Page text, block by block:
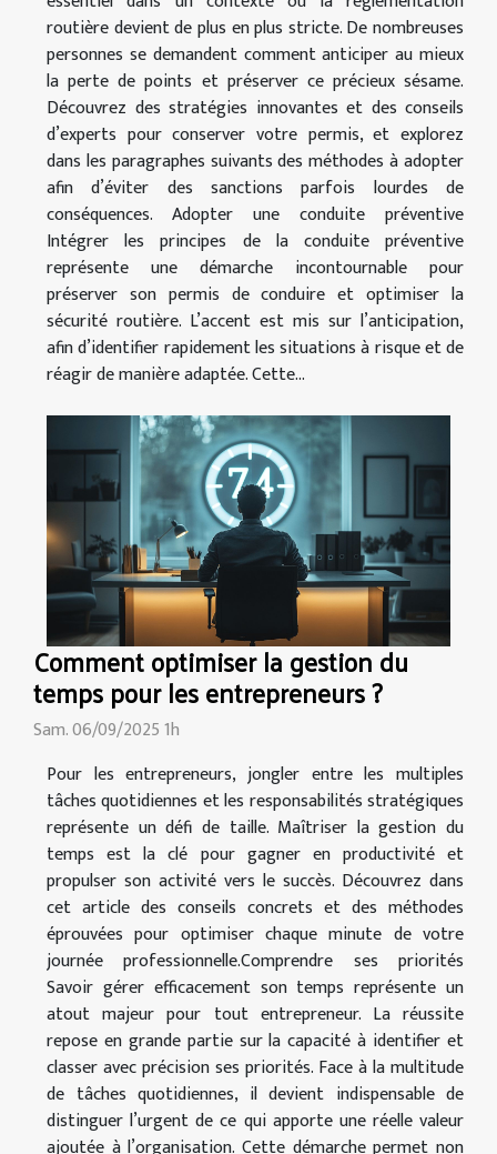
routière devient de plus en plus stricte. De nombreuses
personnes se demandent comment anticiper au mieux
la perte de points et préserver ce précieux sésame.
Découvrez des stratégies innovantes et des conseils
d’experts pour conserver votre permis, et explorez
dans les paragraphes suivants des méthodes à adopter
afin d’éviter des sanctions parfois lourdes de
conséquences. Adopter une conduite préventive
Intégrer les principes de la conduite préventive
représente une démarche incontournable pour
préserver son permis de conduire et optimiser la
sécurité routière. L’accent est mis sur l’anticipation,
afin d’identifier rapidement les situations à risque et de
réagir de manière adaptée. Cette...
Comment optimiser la gestion du
temps pour les entrepreneurs ?
Sam. 06/09/2025 1h
Pour les entrepreneurs, jongler entre les multiples
tâches quotidiennes et les responsabilités stratégiques
représente un défi de taille. Maîtriser la gestion du
temps est la clé pour gagner en productivité et
propulser son activité vers le succès. Découvrez dans
cet article des conseils concrets et des méthodes
éprouvées pour optimiser chaque minute de votre
journée professionnelle.Comprendre ses priorités
Savoir gérer efficacement son temps représente un
atout majeur pour tout entrepreneur. La réussite
repose en grande partie sur la capacité à identifier et
classer avec précision ses priorités. Face à la multitude
de tâches quotidiennes, il devient indispensable de
distinguer l’urgent de ce qui apporte une réelle valeur
ajoutée à l’organisation. Cette démarche permet non